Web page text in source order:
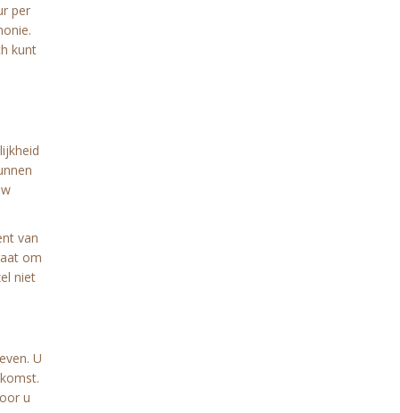
per
kunt
van
om
niet
U
u